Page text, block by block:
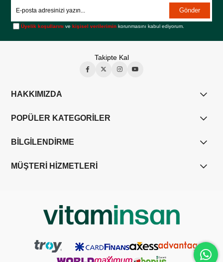
Gönder
Üyelik koşullarını vekişisel verilerimin korunmasını kabul ediyorum.
Takipte Kal
HAKKIMIZDA
POPÜLER KATEGORİLER
BİLGİLENDİRME
MÜŞTERİ HİZMETLERİ